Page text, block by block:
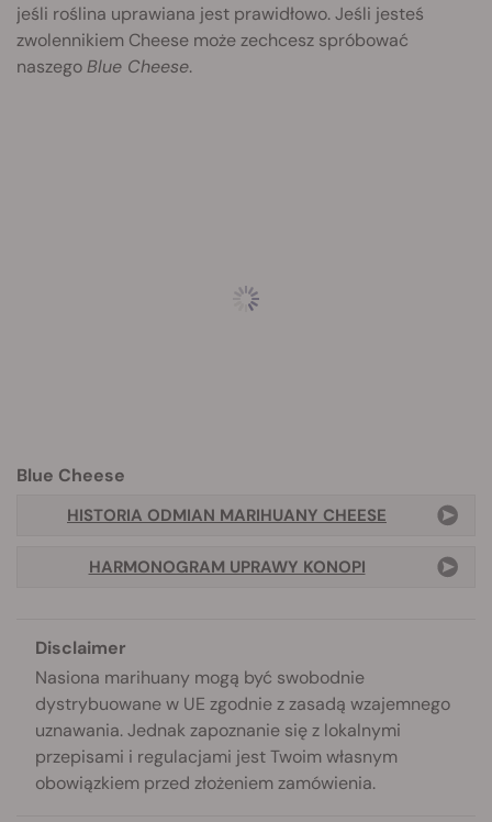
jeśli roślina uprawiana jest prawidłowo. Jeśli jesteś
zwolennikiem Cheese może zechcesz spróbować
naszegoBlue Cheese.
Blue Cheese
HISTORIA ODMIAN MARIHUANY CHEESE
HARMONOGRAM UPRAWY KONOPI
Disclaimer
Nasiona marihuany mogą być swobodnie
dystrybuowane w UE zgodnie z zasadą wzajemnego
uznawania. Jednak zapoznanie się z lokalnymi
przepisami i regulacjami jest Twoim własnym
obowiązkiem przed złożeniem zamówienia.